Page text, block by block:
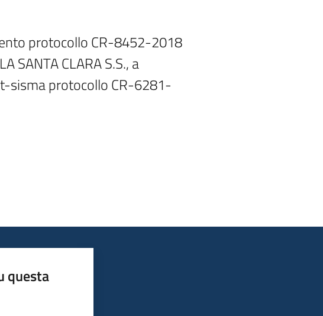
protocollo CR-8452-2018
SANTA CLARA S.S., a
sisma protocollo CR-6281-
questa